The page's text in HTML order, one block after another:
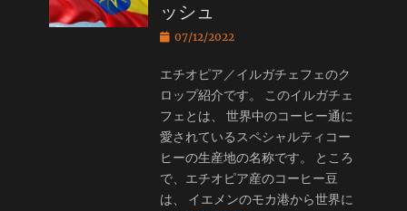
ッシュ
投
日
07/12/2022
エチオピア／イルガチェフェのク
ロップ紹介です。 このイルガチェ
フェとは、 世界中のコーヒー通に
愛されているスペシャルティコー
ヒーの生産地の名称です。 ところ
で、エチオピア産のコーヒー豆
は、 イエメンのモカ港から世界に